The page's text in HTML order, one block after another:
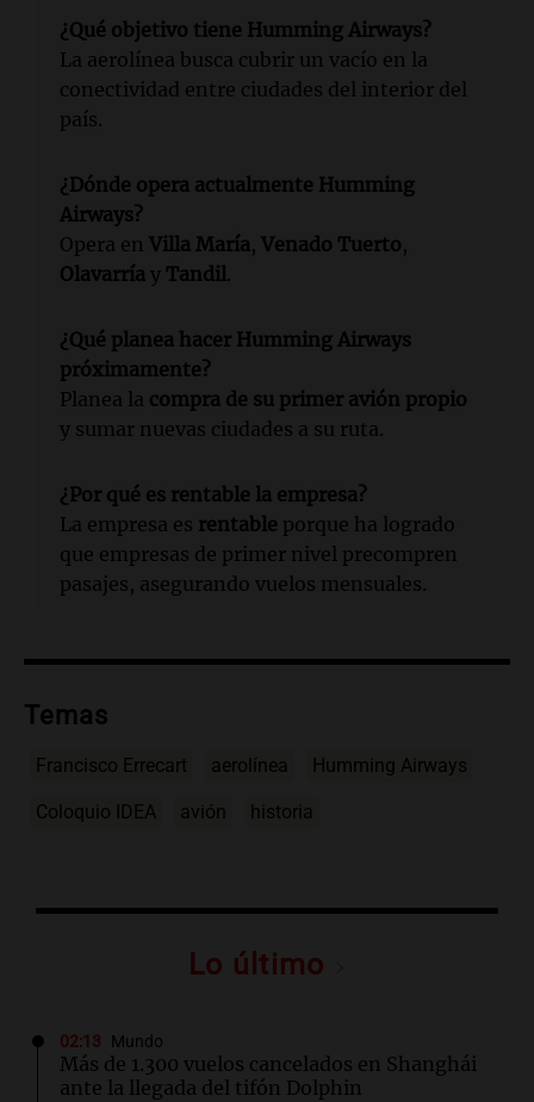
¿Qué objetivo tiene Humming Airways?
La aerolínea busca cubrir un vacío en la
conectividad entre ciudades del interior del
país.
¿Dónde opera actualmente Humming
Airways?
Opera en Villa María, Venado Tuerto,
Olavarría y Tandil.
¿Qué planea hacer Humming Airways
próximamente?
Planea la compra de su primer avión propio
y sumar nuevas ciudades a su ruta.
¿Por qué es rentable la empresa?
La empresa es rentable porque ha logrado
que empresas de primer nivel precompren
pasajes, asegurando vuelos mensuales.
Temas
Francisco Errecart aerolínea Humming Airways
Coloquio IDEA avión historia
Lo último
02:13 Mundo
Más de 1.300 vuelos cancelados en Shanghái
ante la llegada del tifón Dolphin